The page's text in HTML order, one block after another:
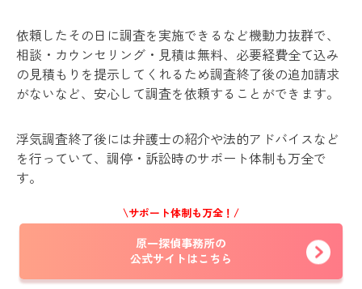
依頼したその日に調査を実施できるなど機動力抜群で、
相談・カウンセリング・見積は無料、必要経費全て込み
の見積もりを提示してくれるため調査終了後の追加請求
がないなど、安心して調査を依頼することができます。
浮気調査終了後には弁護士の紹介や法的アドバイスなど
を行っていて、調停・訴訟時のサポート体制も万全で
す。
\サポート体制も万全！/
原一探偵事務所の
公式サイトはこちら